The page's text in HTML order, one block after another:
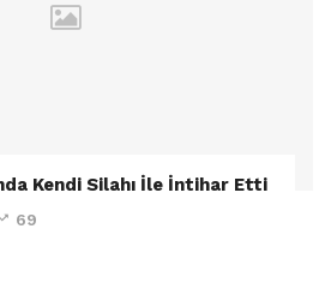
Kendi Silahı İle İntihar Etti
69